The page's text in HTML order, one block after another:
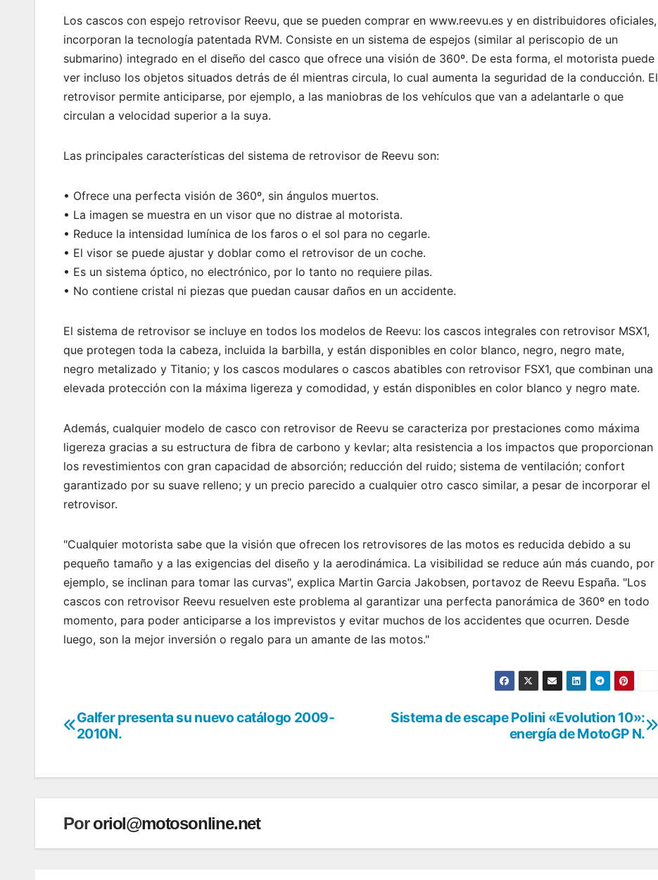
Los cascos con espejo retrovisor Reevu, que se pueden comprar en www.reevu.es y en distribuidores oficiales,
incorporan la tecnología patentada RVM. Consiste en un sistema de espejos (similar al periscopio de un
submarino) integrado en el diseño del casco que ofrece una visión de 360º. De esta forma, el motorista puede
ver incluso los objetos situados detrás de él mientras circula, lo cual aumenta la seguridad de la conducción. El
retrovisor permite anticiparse, por ejemplo, a las maniobras de los vehículos que van a adelantarle o que
circulan a velocidad superior a la suya.
Las principales características del sistema de retrovisor de Reevu son:
• Ofrece una perfecta visión de 360º, sin ángulos muertos.
• La imagen se muestra en un visor que no distrae al motorista.
• Reduce la intensidad lumínica de los faros o el sol para no cegarle.
• El visor se puede ajustar y doblar como el retrovisor de un coche.
• Es un sistema óptico, no electrónico, por lo tanto no requiere pilas.
• No contiene cristal ni piezas que puedan causar daños en un accidente.
El sistema de retrovisor se incluye en todos los modelos de Reevu: los cascos integrales con retrovisor MSX1,
que protegen toda la cabeza, incluida la barbilla, y están disponibles en color blanco, negro, negro mate,
negro metalizado y Titanio; y los cascos modulares o cascos abatibles con retrovisor FSX1, que combinan una
elevada protección con la máxima ligereza y comodidad, y están disponibles en color blanco y negro mate.
Además, cualquier modelo de casco con retrovisor de Reevu se caracteriza por prestaciones como máxima
ligereza gracias a su estructura de fibra de carbono y kevlar; alta resistencia a los impactos que proporcionan
los revestimientos con gran capacidad de absorción; reducción del ruido; sistema de ventilación; confort
garantizado por su suave relleno; y un precio parecido a cualquier otro casco similar, a pesar de incorporar el
retrovisor.
"Cualquier motorista sabe que la visión que ofrecen los retrovisores de las motos es reducida debido a su
pequeño tamaño y a las exigencias del diseño y la aerodinámica. La visibilidad se reduce aún más cuando, por
ejemplo, se inclinan para tomar las curvas", explica Martin Garcia Jakobsen, portavoz de Reevu España. "Los
cascos con retrovisor Reevu resuelven este problema al garantizar una perfecta panorámica de 360º en todo
momento, para poder anticiparse a los imprevistos y evitar muchos de los accidentes que ocurren. Desde
luego, son la mejor inversión o regalo para un amante de las motos."
Navegación
entradas
Sistema de escape Polini «Evolution 10»:
energía de MotoGP N.
Galfer presenta su nuevo catálogo 2009-
2010N.
Pororiol@motosonline.net